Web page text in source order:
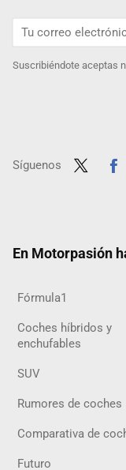
Suscribiéndote aceptas
Síguenos
En Motorpasión
Fórmula1
Coches híbridos y
enchufables
SUV
Rumores de coches
Comparativa de
Futuro